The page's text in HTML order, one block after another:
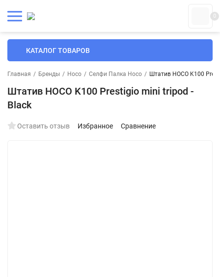
0
КАТАЛОГ ТОВАРОВ
Главная / Бренды / Hoco / Селфи Палка Hoco / Штатив HOCO K100
Штатив HOCO K100 Prestigio mini tripod -
Black
Оставить отзыв Избранное Сравнение